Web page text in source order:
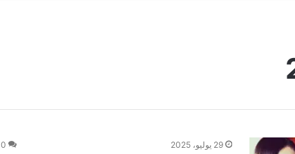
29 يوليو، 2025 0